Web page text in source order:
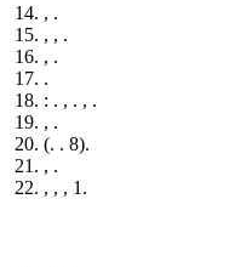
14. , .
15. , , .
16. , .
17. .
18. : . , . , .
19. , .
20. (. . 8).
21. , .
22. , , , 1.